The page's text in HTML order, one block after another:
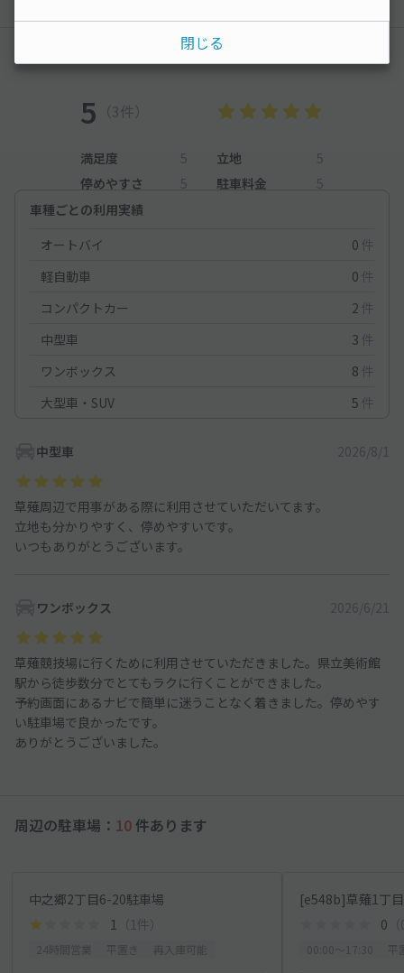
レビュー
5 （3件）
満足度 5 立地
5
停めやすさ
5 駐車料金
5
車種ごとの利用実績
オートバイ
0 件
軽自動車
0 件
コンパクトカー
2 件
中型車
3 件
ワンボックス
8 件
大型車・SUV
5 件
中型車 2026/8/1
草薙周辺で用事がある際に利用させていただいてます。
立地も分かりやすく、停めやすいです。
いつもありがとうございます。
ワンボックス 2026/6/21
草薙競技場に行くために利用させていただきました。県立美術館
駅から徒歩数分でとてもラクに行くことができました。
予約画面にあるナビで簡単に迷うことなく着きました。停めやす
い駐車場で良かったです。
ありがとうございました。
周辺の駐車場： 10 件あります
中之郷2丁目6-20駐車場
1
（1件）
[e548b]草薙1丁
0
閉じる